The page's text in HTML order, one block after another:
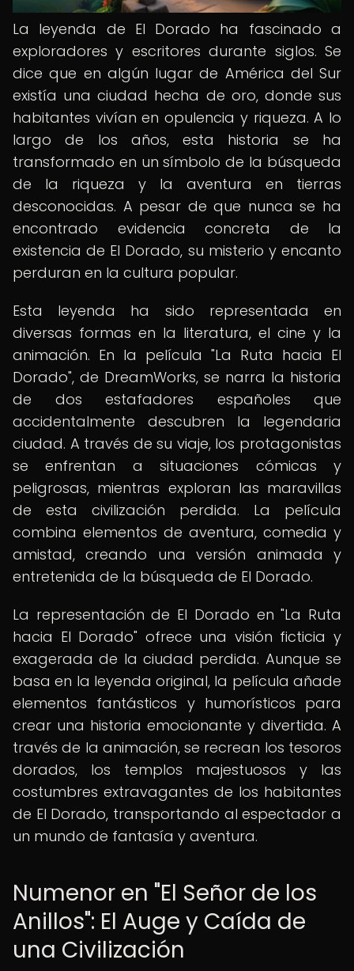
La leyenda de El Dorado ha fascinado a
exploradores y escritores durante siglos. Se
dice que en algún lugar de América del Sur
existía una ciudad hecha de oro, donde sus
habitantes vivían en opulencia y riqueza. A lo
largo de los años, esta historia se ha
transformado en un símbolo de la búsqueda
de la riqueza y la aventura en tierras
desconocidas. A pesar de que nunca se ha
encontrado evidencia concreta de la
existencia de El Dorado, su misterio y encanto
perduran en la cultura popular.
Esta leyenda ha sido representada en
diversas formas en la literatura, el cine y la
animación. En la película "La Ruta hacia El
Dorado", de DreamWorks, se narra la historia
de dos estafadores españoles que
accidentalmente descubren la legendaria
ciudad. A través de su viaje, los protagonistas
se enfrentan a situaciones cómicas y
peligrosas, mientras exploran las maravillas
de esta civilización perdida. La película
combina elementos de aventura, comedia y
amistad, creando una versión animada y
entretenida de la búsqueda de El Dorado.
La representación de El Dorado en "La Ruta
hacia El Dorado" ofrece una visión ficticia y
exagerada de la ciudad perdida. Aunque se
basa en la leyenda original, la película añade
elementos fantásticos y humorísticos para
crear una historia emocionante y divertida. A
través de la animación, se recrean los tesoros
dorados, los templos majestuosos y las
costumbres extravagantes de los habitantes
de El Dorado, transportando al espectador a
un mundo de fantasía y aventura.
Numenor en "El Señor de los
Anillos": El Auge y Caída de
una Civilización